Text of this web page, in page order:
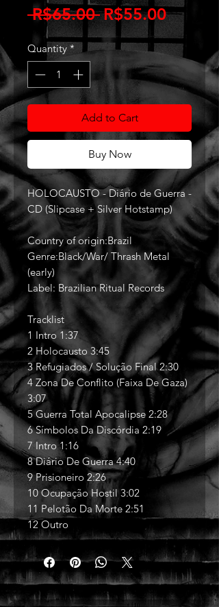
R$65.00 Regular
Price
R$55.00Sale
Price
Quantity *
Add to Cart
Buy Now
HOLOCAUSTO - Diário de Guerra -
CD (Slipcase + Silver Hotstamp)
Country of origin:Brazil
Genre:Black/War/ Thrash Metal
(early)
Label: Brazilian Ritual Records
Tracklist
1 Intro 1:37
2 Holocausto 3:45
3 Refugiados / Solução Final 2:30
4 Zona De Conflito (Faixa De Gaza)
3:07
5 Guerra Total Apocalipse 2:28
6 Símbolos Da Discórdia 2:19
7 Intro 1:16
8 Diário De Guerra 4:40
9 Prisioneiro 2:26
10 Ocupação Hostil 3:02
11 Pelotão Da Morte 2:51
12 Outro